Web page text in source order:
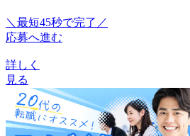
＼最短45秒で完了／
応募へ進む
詳しく
見る